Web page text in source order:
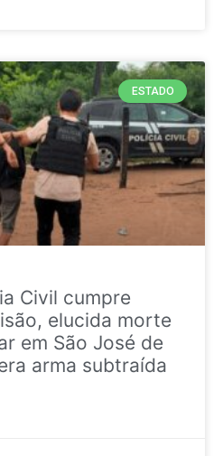
ESTADO
Civil cumpre
elucida morte
em São José de
arma subtraída